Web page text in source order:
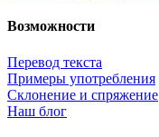
Возможности
Перевод текста
Примеры употребления
Склонение и спряжение
Наш блог